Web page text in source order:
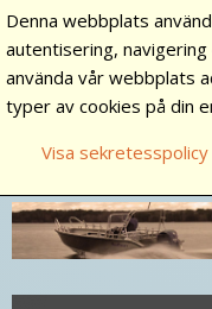
Denna webbplats
autentisering,
använda vår webbplats
typer av cookies på din
Visa sekretesspolicy